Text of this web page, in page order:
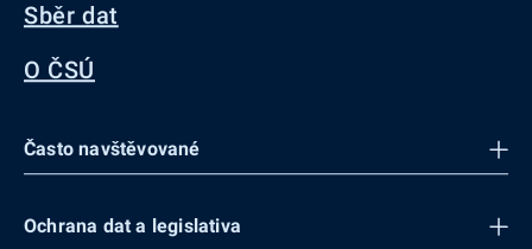
Sběr dat
O ČSÚ
Často navštěvované
Ochrana dat a legislativa